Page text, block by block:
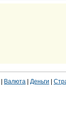
Валюта Деньги